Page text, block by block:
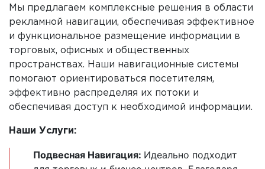
Мы предлагаем комплексные решения в области
рекламной навигации, обеспечивая эффективное
и функциональное размещение информации в
торговых, офисных и общественных
пространствах. Наши навигационные системы
помогают ориентироваться посетителям,
эффективно распределяя их потоки и
обеспечивая доступ к необходимой информации.
Наши Услуги:
Подвесная Навигация: Идеально подходит